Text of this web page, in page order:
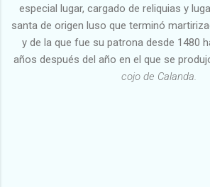
especial lugar, cargado de reliquias y
santa de origen luso que terminó
y de la que fue su patrona desde 1480
años después del año en el que se
cojo de Calanda.